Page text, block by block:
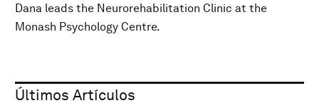
Dana leads the Neurorehabilitation Clinic at the
Monash Psychology Centre.
Últimos Artículos